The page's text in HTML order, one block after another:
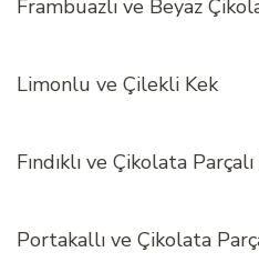
Frambuazlı ve Beyaz
Limonlu ve Çilekli Kek
Fındıklı ve Çikolata
Portakallı ve Çikolata